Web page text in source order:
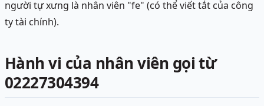
người tự xưng là nhân viên "fe" (có thể viết tắt của công
ty tài chính).
Hành vi của nhân viên gọi từ
02227304394